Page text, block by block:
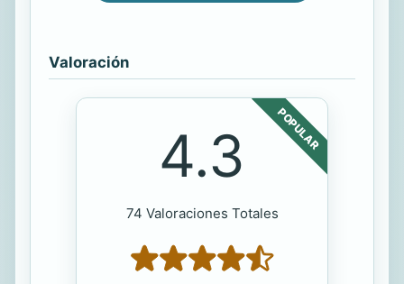
Valoración
POPULAR
4.3
74 Valoraciones Totales